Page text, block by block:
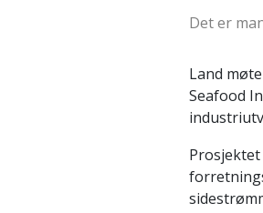
Det er
Land
Seafood